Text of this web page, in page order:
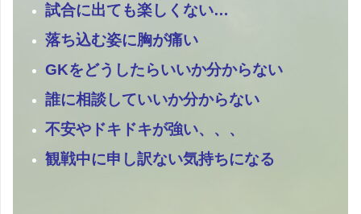
試合に出ても楽しくない…
落ち込む姿に胸が痛い
GKをどうしたらいいか分からない
誰に相談していいか分からない
不安やドキドキが強い、、、
観戦中に申し訳ない気持ちになる